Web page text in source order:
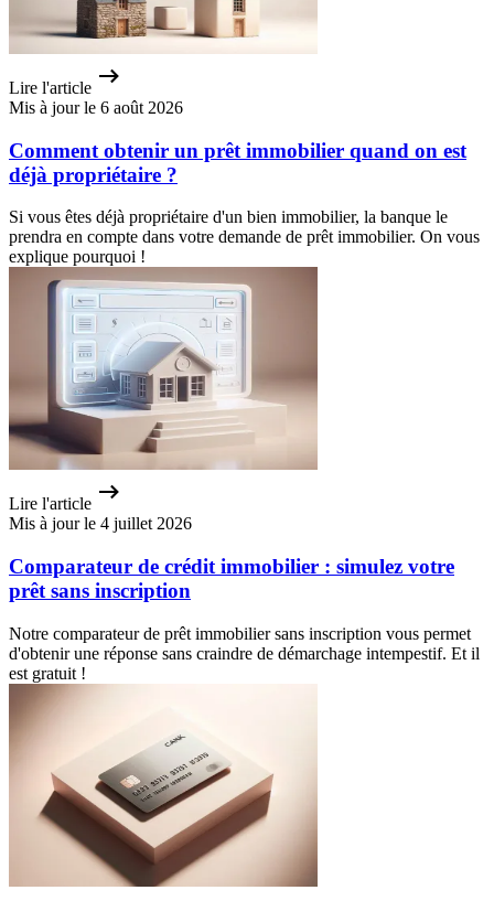
Lire l'article
Mis à jour le 6 août 2026
Comment obtenir un prêt immobilier quand on est
déjà propriétaire ?
Si vous êtes déjà propriétaire d'un bien immobilier, la banque le
prendra en compte dans votre demande de prêt immobilier. On vous
explique pourquoi !
Lire l'article
Mis à jour le 4 juillet 2026
Comparateur de crédit immobilier : simulez votre
prêt sans inscription
Notre comparateur de prêt immobilier sans inscription vous permet
d'obtenir une réponse sans craindre de démarchage intempestif. Et il
est gratuit !